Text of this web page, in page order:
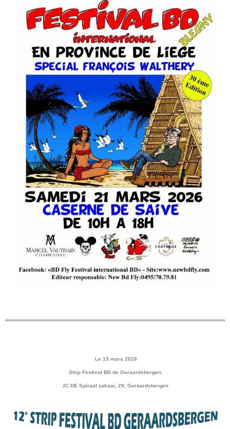
Le 15 mars 2026
Strip Festival BD de Geraardsbergen
JC DE Spiraal zakaai, 29, Geraardsbergen